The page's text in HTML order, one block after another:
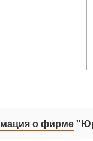
о фирме